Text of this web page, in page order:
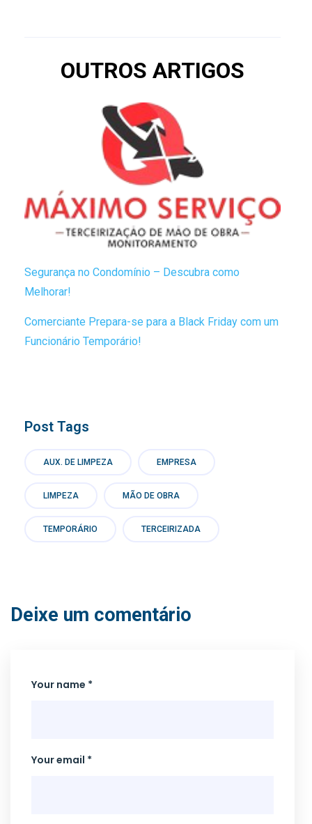
OUTROS ARTIGOS
Segurança no Condomínio – Descubra como
Melhorar!
Comerciante Prepara-se para a Black Friday com um
Funcionário Temporário!
Post Tags
AUX. DE LIMPEZA EMPRESA
LIMPEZA MÃO DE OBRA
TEMPORÁRIO TERCEIRIZADA
Deixe um comentário
Your name *
Your email *